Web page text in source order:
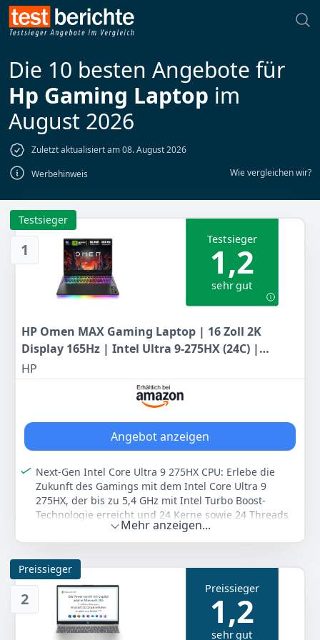
Die 10 besten Angebote für
Hp Gaming Laptop im
August 2026
Zuletzt aktualisiert am 08. August 2026
Werbehinweis
Wie vergleichen wir?
1
Testsieger
Testsieger
1,2
sehr gut
HP Omen MAX Gaming Laptop | 16 Zoll 2K
Display 165Hz | Intel Ultra 9-275HX (24C) |
NVIDIA GeForce RTX 5080 16GB VRAM | 32GB
DDR5 RAM | 1 TB SSD | Windows 11 | QWERTZ |
Alu Gehäuse | Shadow Black
HP
Angebot anzeigen
Next-Gen Intel Core Ultra 9 275HX CPU: Erlebe die
Zukunft des Gamings mit dem Intel Core Ultra 9
275HX, der bis zu 5,4 GHz mit Intel Turbo Boost-
Technologie erreicht und 24 Kerne sowie 24 Threads
Leistungsstarke NVIDIA GeForce RTX 5080 GPU: Die
NVIDIA GeForce RTX 5080 Laptop-GPU mit 16 GB
GDDR7 liefert unglaublich schnelle Leistung und
realistische virtuelle Welten mit Raytracing sowie
besonders hohe FPS
Effizientes Kühlsystem: Selbstreinigende Lüfter,
VaporChamber und Flüssigmetall sorgen für optimale
Mehr anzeigen...
2
Preissieger
Preissieger
1,2
sehr gut